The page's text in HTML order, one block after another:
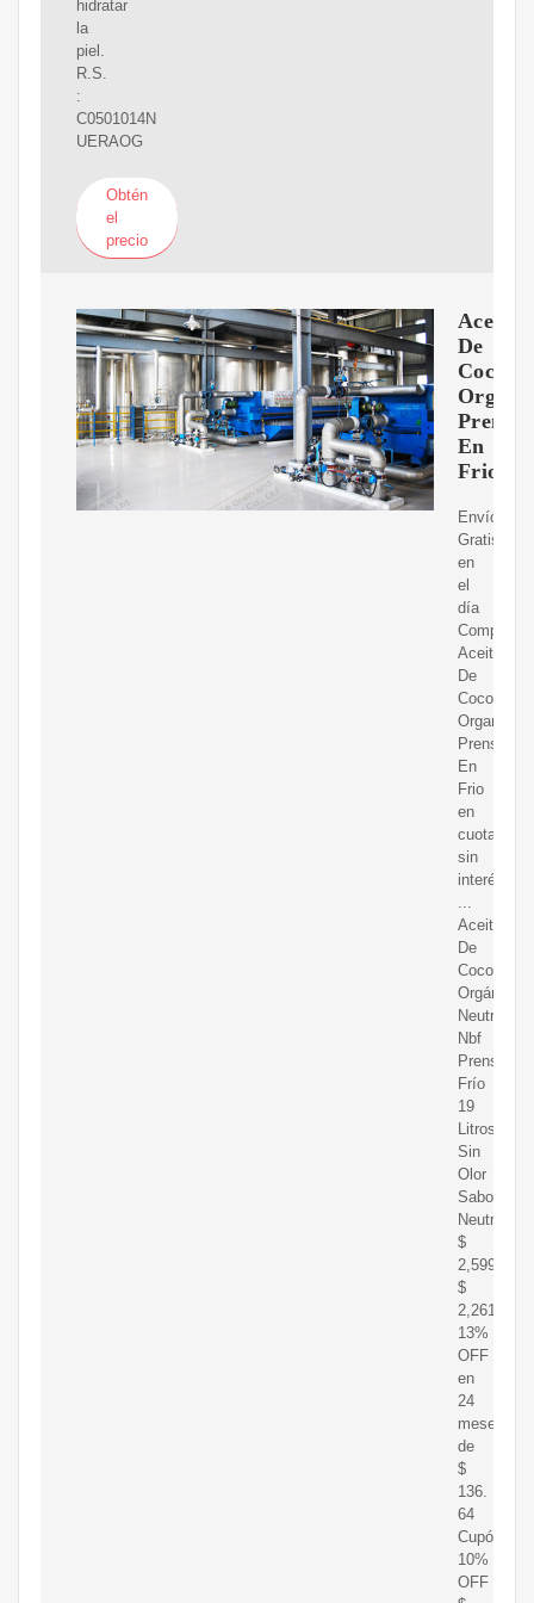
hidratar
la
piel.
R.S.
:
C0501014N
UERAOG
Obtén
el
precio
Aceite
De
Coco
En
Frio
Envíos
Gratis
en
el
día
Compre
Aceite
De
Coco
Organico
Prensado
En
Frio
en
cuotas
sin
interés!
Aceite
De
Coco
Orgánico
Neutro
Nbf
Prensado
Frío
19
Litros
Sin
Olor
Sabor
Neutro
$
2,599
$
2,261
13%
OFF
en
24
meses
de
$
136.
64
Cupón
10%
OFF